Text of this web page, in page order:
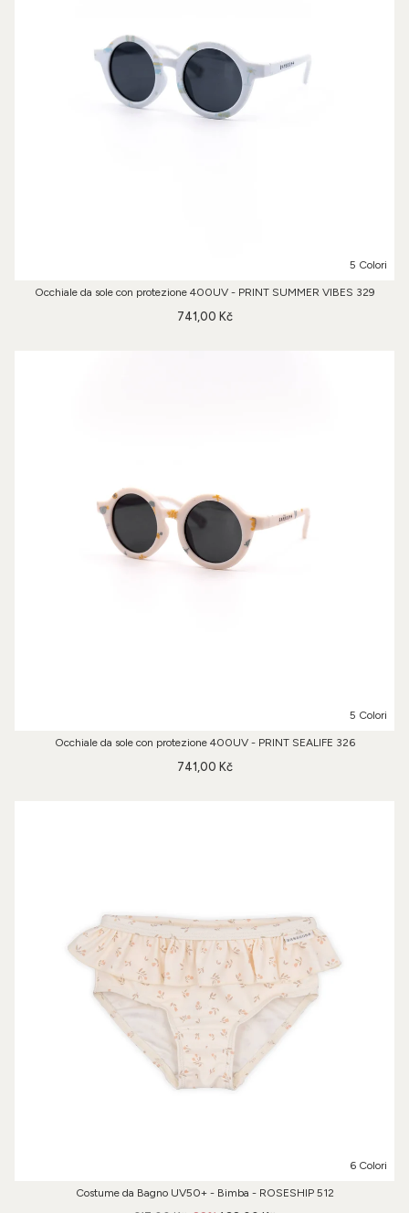
5 Colori
Occhiale da sole con protezione 400UV - PRINT SUMMER VIBES 329
741,00 Kč
5 Colori
Occhiale da sole con protezione 400UV - PRINT SEALIFE 326
741,00 Kč
6 Colori
Costume da Bagno UV50+ - Bimba - ROSESHIP 512